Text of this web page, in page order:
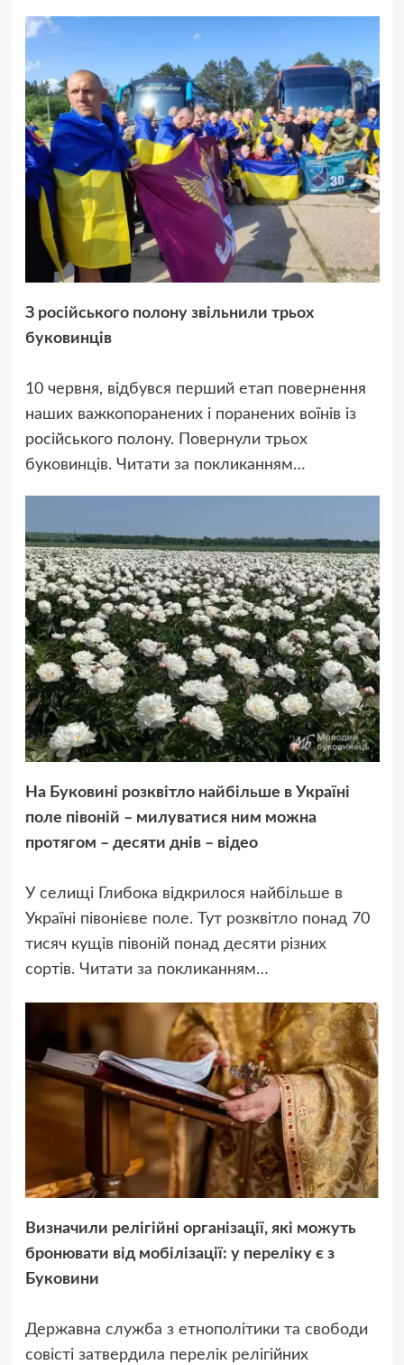
З російського полону звільнили трьох
буковинців
10 червня, відбувся перший етап повернення
наших важкопоранених і поранених воїнів із
російського полону. Повернули трьох
буковинців. Читати за покликанням…
На Буковині розквітло найбільше в Україні
поле півоній – милуватися ним можна
протягом – десяти днів – відео
У селищі Глибока відкрилося найбільше в
Україні півонієве поле. Тут розквітло понад 70
тисяч кущів півоній понад десяти різних
сортів. Читати за покликанням…
Визначили релігійні організації, які можуть
бронювати від мобілізації: у переліку є з
Буковини
Державна служба з етнополітики та свободи
совісті затвердила перелік релігійних